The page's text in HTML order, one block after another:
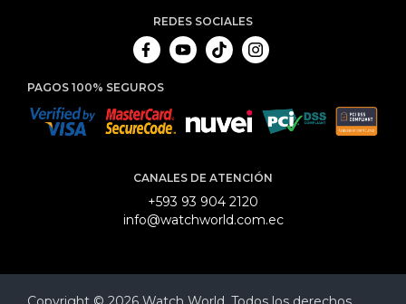
REDES SOCIALES
PAGOS 100% SEGUROS
CANALES DE ATENCIÓN
+593 93 904 2120
info@watchworld.com.ec